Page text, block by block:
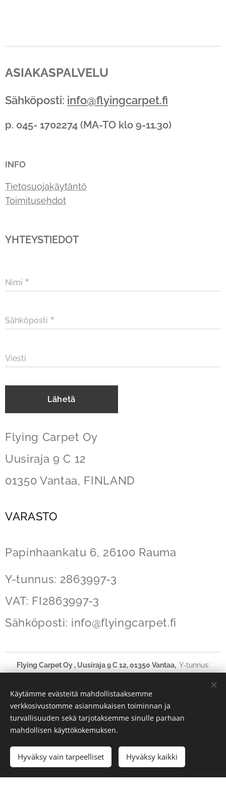
Lisää ostoskoriin
ASIAKASPALVELU
Sähköposti: info@flyingcarpet.fi
p. 045- 1702274 (MA-TO klo 9-11.30)
INFO
Tietosuojakäytäntö
Toimitusehdot
YHTEYSTIEDOT
Nimi
Sähköposti
Viesti
Lähetä
Flying Carpet Oy
Uusiraja 9 C 12
01350 Vantaa, FINLAND
VARASTO
Papinhaankatu 6, 26100 Rauma
Y-tunnus: 2863997-3
VAT: FI2863997-3
Sähköposti: info@flyingcarpet.fi
Flying Carpet Oy , Uusiraja 9 C 12, 01350 Vantaa, Y-tunnus:
ASIAKASPALVELU PUHELIN KIINNI HEINÄKUUSSA.
p. 045- 1702274 (MA-TO klo 9-11.30)
Evästeet
Käytämme evästeitä mahdollistaaksemme
verkkosivustomme asianmukaisen toiminnan ja
turvallisuuden sekä tarjotaksemme sinulle parhaan
mahdollisen käyttökokemuksen.
Hyväksy vain tarpeelliset Hyväksy kaikki